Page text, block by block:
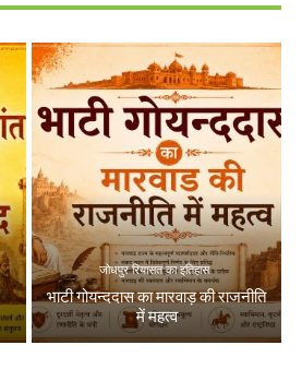
जोधपुर रियासत का इतिहास
भाटी गोयन्ददास का मारवाड़ की राजनीति
में महत्व